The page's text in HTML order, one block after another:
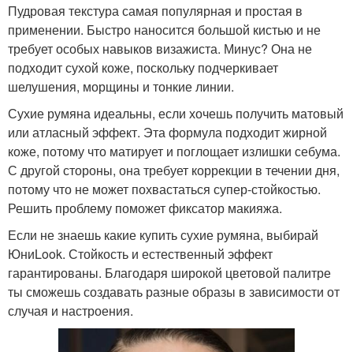
Пудровая текстура самая популярная и простая в
применении. Быстро наносится большой кистью и не
требует особых навыков визажиста. Минус? Она не
подходит сухой коже, поскольку подчеркивает
шелушения, морщины и тонкие линии.
Сухие румяна идеальны, если хочешь получить матовый
или атласный эффект. Эта формула подходит жирной
коже, потому что матирует и поглощает излишки себума.
С другой стороны, она требует коррекции в течении дня,
потому что не может похвастаться супер-стойкостью.
Решить проблему поможет фиксатор макияжа.
Если не знаешь какие купить сухие румяна, выбирай
ЮниLook. Стойкость и естественный эффект
гарантированы. Благодаря широкой цветовой палитре
ты сможешь создавать разные образы в зависимости от
случая и настроения.